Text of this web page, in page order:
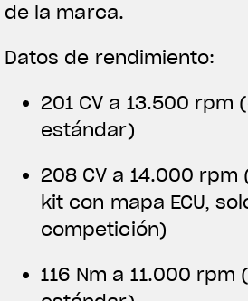
de la marca.
Datos de rendimiento:
201 CV a 13.500 rpm
estándar)
208 CV a 14.000 rpm
kit con mapa ECU,
competición)
116 Nm a 11.000 rpm